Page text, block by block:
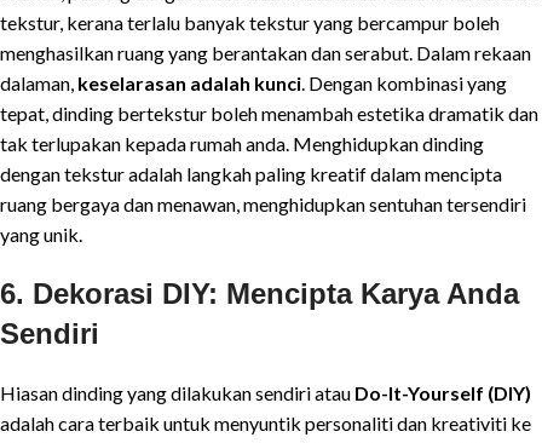
tekstur, kerana terlalu banyak tekstur yang bercampur boleh
menghasilkan ruang yang berantakan dan serabut. Dalam rekaan
dalaman, keselarasan adalah kunci . Dengan kombinasi yang
tepat, dinding bertekstur boleh menambah estetika dramatik dan
tak terlupakan kepada rumah anda. Menghidupkan dinding
dengan tekstur adalah langkah paling kreatif dalam mencipta
ruang bergaya dan menawan, menghidupkan sentuhan tersendiri
yang unik.
6. Dekorasi DIY: Mencipta Karya Anda
Sendiri
Hiasan dinding yang dilakukan sendiri atau Do-It-Yourself (DIY)
adalah cara terbaik untuk menyuntik personaliti dan kreativiti ke